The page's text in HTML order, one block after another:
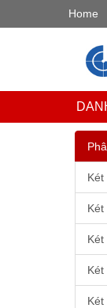
Home
Két
Két
Két
Két
Két